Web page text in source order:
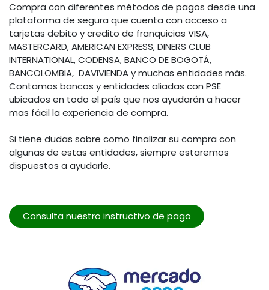
Compra con diferentes métodos de pagos desde una
plataforma de segura que cuenta con acceso a
tarjetas debito y credito de franquicias VISA,
MASTERCARD, AMERICAN EXPRESS, DINERS CLUB
INTERNATIONAL, CODENSA, BANCO DE BOGOTÁ,
BANCOLOMBIA, DAVIVIENDA y muchas entidades más.
Contamos bancos y entidades aliadas con PSE
ubicados en todo el país que nos ayudarán a hacer
mas fácil la experiencia de compra.
Si tiene dudas sobre como finalizar su compra con
algunas de estas entidades, siempre estaremos
dispuestos a ayudarle.
Consulta nuestro instructivo de pago